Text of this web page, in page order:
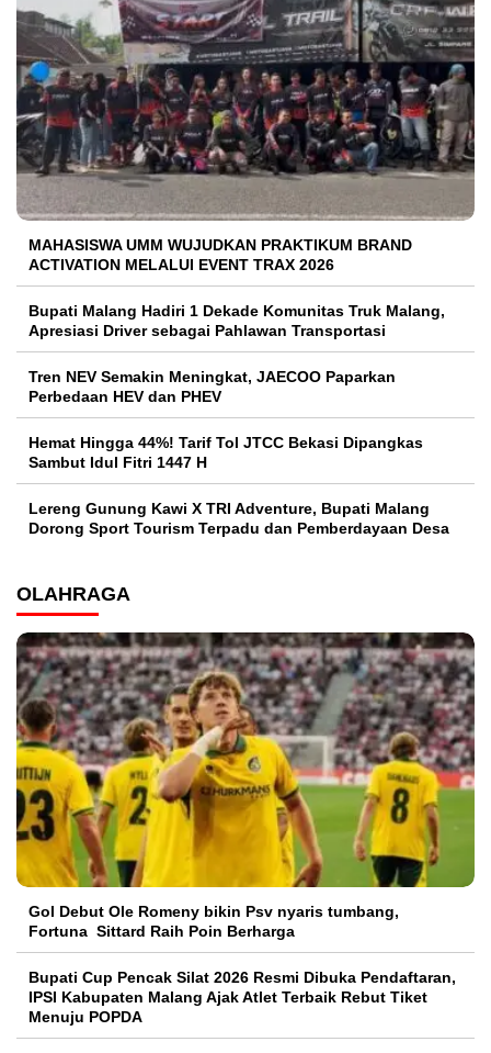
MAHASISWA UMM WUJUDKAN PRAKTIKUM BRAND
ACTIVATION MELALUI EVENT TRAX 2026
Bupati Malang Hadiri 1 Dekade Komunitas Truk Malang,
Apresiasi Driver sebagai Pahlawan Transportasi
Tren NEV Semakin Meningkat, JAECOO Paparkan
Perbedaan HEV dan PHEV
Hemat Hingga 44%! Tarif Tol JTCC Bekasi Dipangkas
Sambut Idul Fitri 1447 H
Lereng Gunung Kawi X TRI Adventure, Bupati Malang
Dorong Sport Tourism Terpadu dan Pemberdayaan Desa
OLAHRAGA
Gol Debut Ole Romeny bikin Psv nyaris tumbang,
Fortuna Sittard Raih Poin Berharga
Bupati Cup Pencak Silat 2026 Resmi Dibuka Pendaftaran,
IPSI Kabupaten Malang Ajak Atlet Terbaik Rebut Tiket
Menuju POPDA